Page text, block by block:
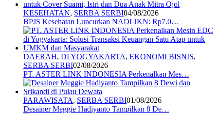
KESEHATAN, SERBA SERBI04/08/2026
BPJS Kesehatan Luncurkan NADI JKN: Rp7.0…
DAERAH, DI YOGYAKARTA, EKONOMI BISNIS,
SERBA SERBI02/08/2026
PT. ASTER LINK INDONESIA Perkenalkan Mes…
PARAWISATA, SERBA SERBI01/08/2026
Desainer Meggie Hadiyanto Tampilkan 8 De…